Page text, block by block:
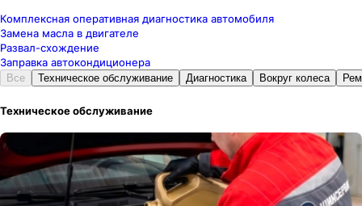
Комплексная оперативная диагностика автомобиля
Замена масла в двигателе
Развал-схождение
Заправка автокондиционера
Все Техническое обслуживание Диагностика Вокруг колеса
Техническое обслуживание